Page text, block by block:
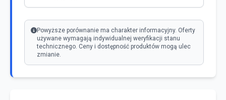
Powyższe porównanie ma charakter informacyjny. Oferty
używane wymagają indywidualnej weryfikacji stanu
technicznego. Ceny i dostępność produktów mogą ulec
zmianie.